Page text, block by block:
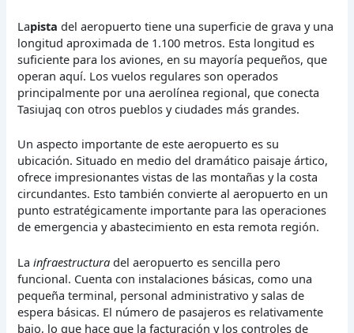
Lapista del aeropuerto tiene una superficie de grava y una
longitud aproximada de 1.100 metros. Esta longitud es
suficiente para los aviones, en su mayoría pequeños, que
operan aquí. Los vuelos regulares son operados
principalmente por una aerolínea regional, que conecta
Tasiujaq con otros pueblos y ciudades más grandes.
Un aspecto importante de este aeropuerto es su
ubicación. Situado en medio del dramático paisaje ártico,
ofrece impresionantes vistas de las montañas y la costa
circundantes. Esto también convierte al aeropuerto en un
punto estratégicamente importante para las operaciones
de emergencia y abastecimiento en esta remota región.
Lainfraestructura del aeropuerto es sencilla pero
funcional. Cuenta con instalaciones básicas, como una
pequeña terminal, personal administrativo y salas de
espera básicas. El número de pasajeros es relativamente
bajo, lo que hace que la facturación y los controles de